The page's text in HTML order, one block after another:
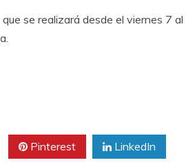
se realizará desde el viernes 7
Pinterest LinkedIn